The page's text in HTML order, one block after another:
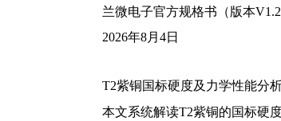
兰微电子官方规格书（版本V1.2
2026年8月4日
T2紫铜国标硬度及力学性能分
本文系统解读T2紫铜的国标硬